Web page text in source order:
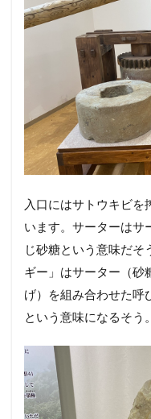
入口にはサトウキビを
います。サーターはサ
じ砂糖という意味だ
ギー」はサーター（砂
げ）を組み合わせた呼
という意味になるそう。